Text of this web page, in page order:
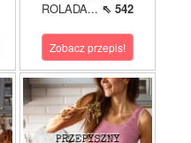
ROLADA... ⇖ 542
Zobacz przepis!